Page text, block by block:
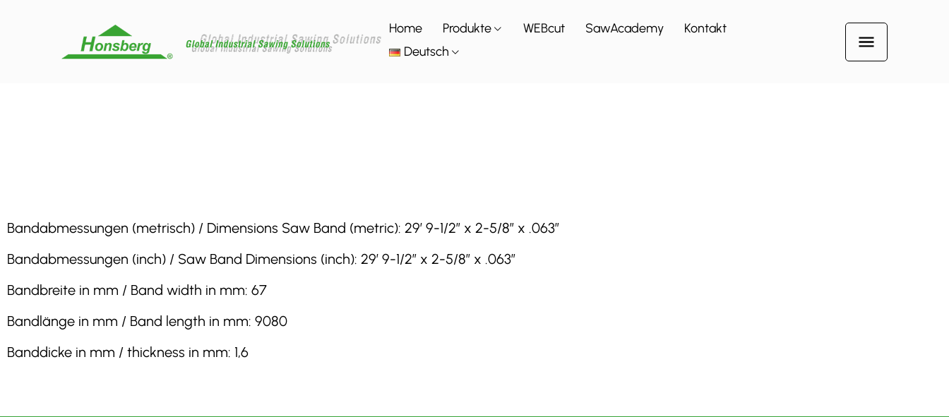
Home Produkte WEBcut SawAcademy
Kontakt
Deutsch
Bandabmessungen (metrisch) / Dimensions Saw Band (metric): 29′ 9-1/2″ x 2-5/8″ x .063″
Bandabmessungen (inch) / Saw Band Dimensions (inch): 29′ 9-1/2″ x 2-5/8″ x .063″
Bandbreite in mm / Band width in mm: 67
Bandlänge in mm / Band length in mm: 9080
Banddicke in mm / thickness in mm: 1,6